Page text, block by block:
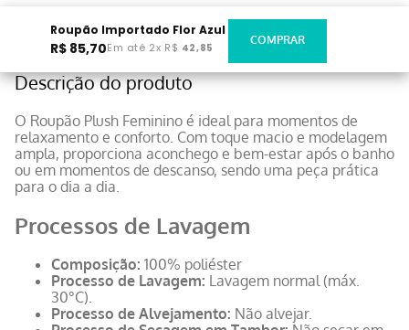
Roupão Importado Flor Azul
R$ 85,70Em até 2x R$ 42,85
Descrição do produto
O Roupão Plush Feminino é ideal para momentos de
relaxamento e conforto. Com toque macio e modelagem
ampla, proporciona aconchego e bem-estar após o banho
ou em momentos de descanso, sendo uma peça prática
para o dia a dia.
Processos de Lavagem
Composição: 100% poliéster
Processo de Lavagem: Lavagem normal (máx.
30°C).
Processo de Alvejamento: Não alvejar.